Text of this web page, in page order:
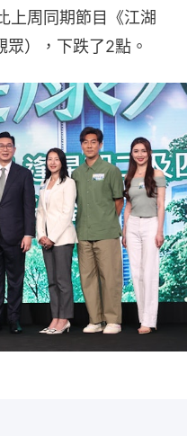
上周同期節目《江湖
眾），下跌了2點。